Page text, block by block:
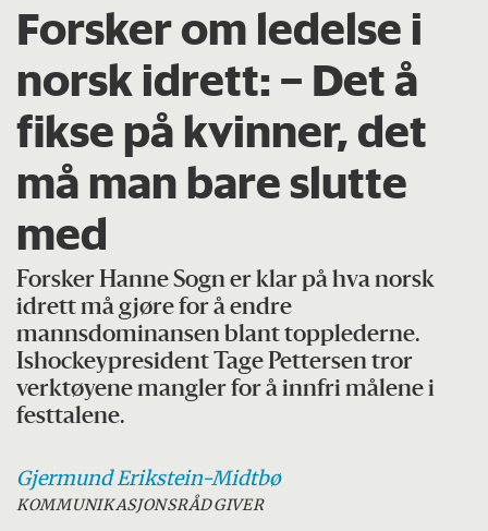
Forsker om ledelse i
norsk idrett: – Det å
fikse på kvinner, det
må man bare slutte
med
Forsker Hanne Sogn er klar på hva norsk
idrett må gjøre for å endre
mannsdominansen blant topplederne.
Ishockeypresident Tage Pettersen tror
verktøyene mangler for å innfri målene i
festtalene.
GjermundErikstein-Midtbø
KOMMUNIKASJONSRÅDGIVER